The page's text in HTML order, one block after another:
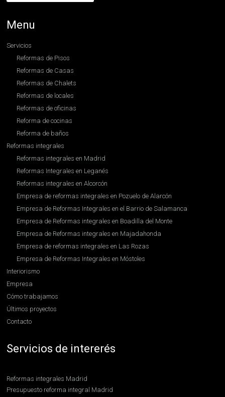
Menu
Servicios
Reformas de Pisos
Reformas de Casas
Reformas de Chalets
Reformas de locales
Reformas de oficinas
Reforma de cocinas
Reforma de baños
Reformas integrales
Reformas integrales en Madrid
Reformas Integrales en Leganés
Reformas integrales en Alcorcón
Empresa de reformas integrales en Pozuelo de Alarcón
Empresa de Reformas Integrales en el Barrio de Salamanca
Empresa de Reformas integrales en Boadilla del Monte
Empresa de Reformas integrales en Majadahonda
Empresa de reformas integrales en Las Rozas
Empresa de Reformas Integrales en Móstoles
Interiorismo
Empresa
Cómo trabajamos
Últimos proyectos
Contacto
Servicios de intererés
Reformas integrales Madrid
Presupuesto reforma integral Madrid